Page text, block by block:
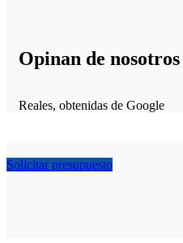
Opinan de nosotros
Reales, obtenidas de Google
Solicitar presupuesto